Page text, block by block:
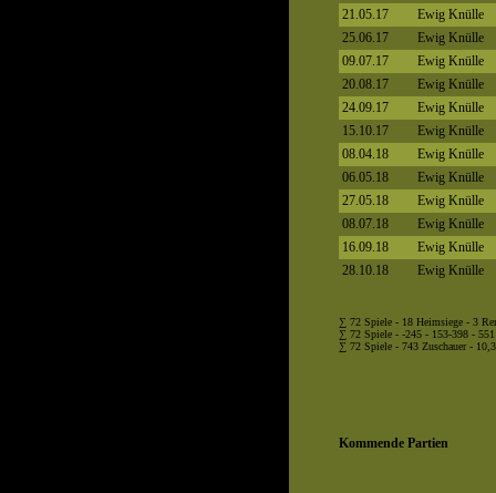
21.05.17
Ewig Knülle
25.06.17
Ewig Knülle
09.07.17
Ewig Knülle
20.08.17
Ewig Knülle
24.09.17
Ewig Knülle
15.10.17
Ewig Knülle
08.04.18
Ewig Knülle
06.05.18
Ewig Knülle
27.05.18
Ewig Knülle
08.07.18
Ewig Knülle
16.09.18
Ewig Knülle
28.10.18
Ewig Knülle
∑ 72 Spiele - 18 Heimsiege - 3
∑ 72 Spiele - -245 - 153-398 -
∑ 72 Spiele - 743 Zuschauer -
Kommende Partien